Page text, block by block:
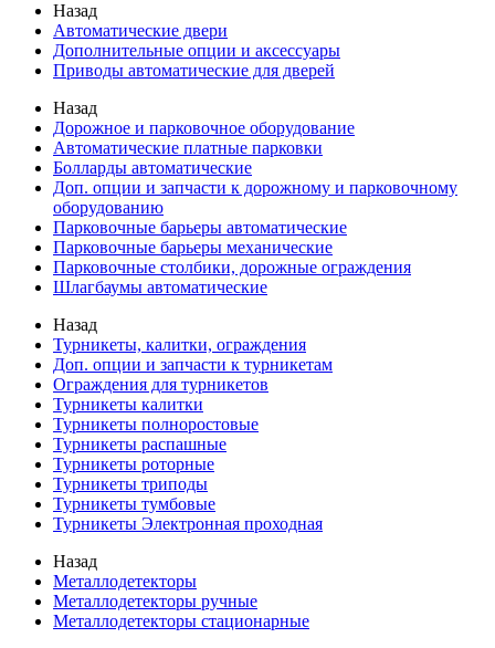
Назад
Автоматические двери
Дополнительные опции и аксессуары
Приводы автоматические для дверей
Назад
Дорожное и парковочное оборудование
Автоматические платные парковки
Болларды автоматические
Доп. опции и запчасти к дорожному и парковочному
оборудованию
Парковочные барьеры автоматические
Парковочные барьеры механические
Парковочные столбики, дорожные ограждения
Шлагбаумы автоматические
Назад
Турникеты, калитки, ограждения
Доп. опции и запчасти к турникетам
Ограждения для турникетов
Турникеты калитки
Турникеты полноростовые
Турникеты распашные
Турникеты роторные
Турникеты триподы
Турникеты тумбовые
Турникеты Электронная проходная
Назад
Металлодетекторы
Металлодетекторы ручные
Металлодетекторы стационарные